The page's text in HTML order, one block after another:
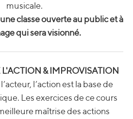
musicale.
classe ouverte au public et à
qui sera visionné.
& IMPROVISATION
l’action est la base de
Les exercices de ce cours
maîtrise des actions